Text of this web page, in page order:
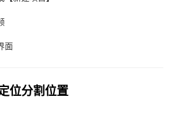
面
位分割位置